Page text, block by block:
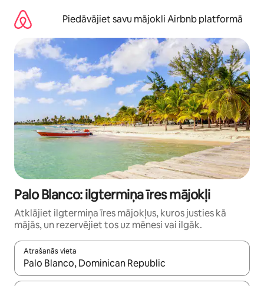
saturu
Piedāvājiet savu mājokli Airbnb platformā
Palo Blanco: ilgtermiņa īres mājokļi
Atklājiet ilgtermiņa īres mājokļus, kuros justies kā
mājās, un rezervējiet tos uz mēnesi vai ilgāk.
Atrašanās vieta
Kad rezultāti kļūs pieejami, izmantojiet bultiņu uz augšu un